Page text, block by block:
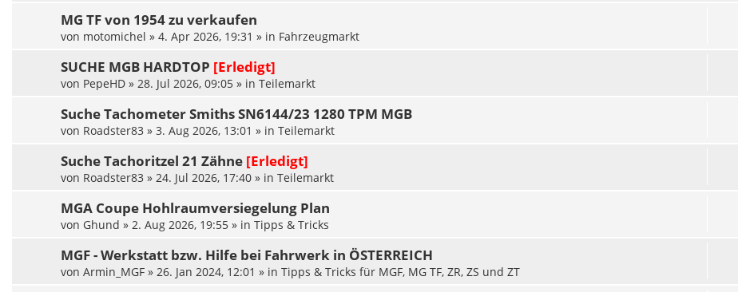
MG TF von 1954 zu verkaufen
von motomichel » 4. Apr 2026, 19:31 » in Fahrzeugmarkt
SUCHE MGB HARDTOP [Erledigt]
von PepeHD » 28. Jul 2026, 09:05 » in Teilemarkt
Suche Tachometer Smiths SN6144/23 1280 TPM MGB
von Roadster83 » 3. Aug 2026, 13:01 » in Teilemarkt
Suche Tachoritzel 21 Zähne [Erledigt]
von Roadster83 » 24. Jul 2026, 17:40 » in Teilemarkt
MGA Coupe Hohlraumversiegelung Plan
von Ghund » 2. Aug 2026, 19:55 » in Tipps & Tricks
MGF - Werkstatt bzw. Hilfe bei Fahrwerk in ÖSTERREICH
von Armin_MGF » 26. Jan 2024, 12:01 » in Tipps & Tricks für MGF, MG TF, ZR, ZS und ZT